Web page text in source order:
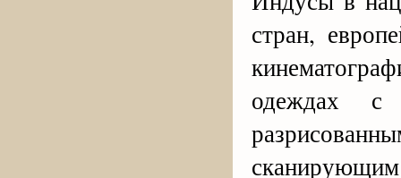
стран,
одеждах с
сканирующим